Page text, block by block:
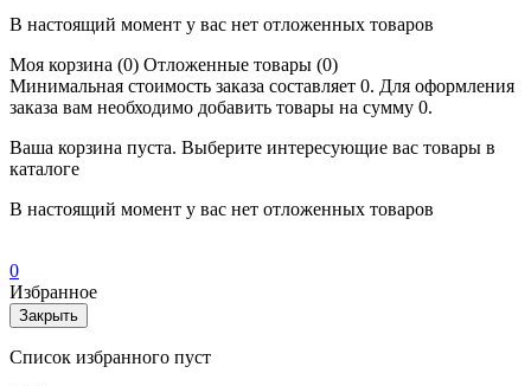
В настоящий момент у вас нет отложенных товаров
Моя корзина (0) Отложенные товары (0)
Минимальная стоимость заказа составляет 0. Для оформления
заказа вам необходимо добавить товары на сумму 0.
Ваша корзина пуста. Выберите интересующие вас товары в
каталоге
В настоящий момент у вас нет отложенных товаров
0
Избранное
Закрыть
Список избранного пуст